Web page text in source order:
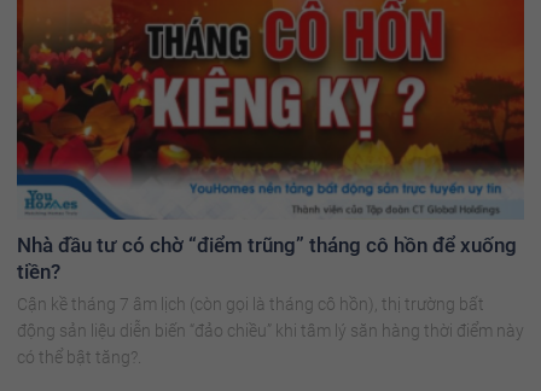
Nhà đầu tư có chờ “điểm trũng” tháng cô hồn để xuống
tiền?
Cận kề tháng 7 âm lịch (còn gọi là tháng cô hồn), thị trường bất
động sản liệu diễn biến “đảo chiều” khi tâm lý săn hàng thời điểm này
có thể bật tăng?.